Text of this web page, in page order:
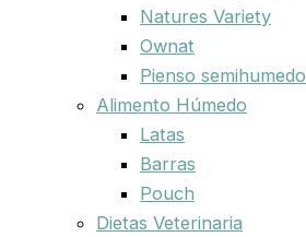
Natures Variety
Ownat
Pienso semihumedo
Alimento Húmedo
Latas
Barras
Pouch
Dietas Veterinaria